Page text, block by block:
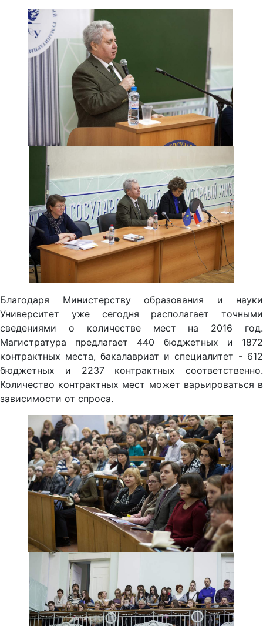
Благодаря Министерству образования и науки
Университет уже сегодня располагает точными
сведениями о количестве мест на 2016 год.
Магистратура предлагает 440 бюджетных и 1872
контрактных места, бакалавриат и специалитет - 612
бюджетных и 2237 контрактных соответственно.
Количество контрактных мест может варьироваться в
зависимости от спроса.